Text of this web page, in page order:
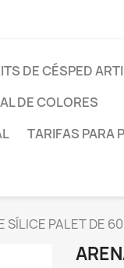
DE CÉSPED
DE COLORES
TARIFAS PARA
SÍLICE PALET DE